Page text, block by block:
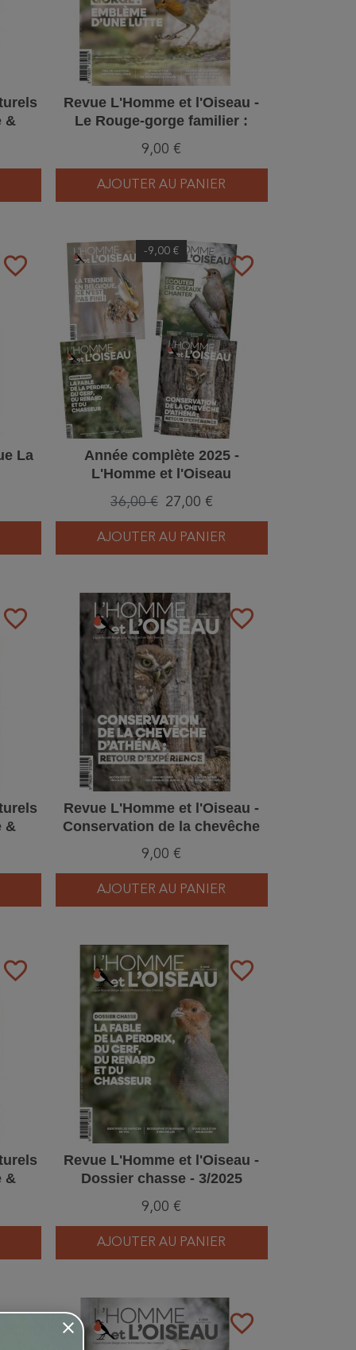
&
Revue L'Homme et l'Oiseau -
Le Rouge-gorge familier :
emblème d’une lutte - 2/2026
9,00 €
AJOUTER AU PANIER
favorite_border
La
favorite_border
-9,00 €
Année complète 2025 -
L'Homme et l'Oiseau
36,00 € 27,00 €
AJOUTER AU PANIER
favorite_border
&
favorite_border
Revue L'Homme et l'Oiseau -
Conservation de la chevêche
d'Athéna - 4/2025
9,00 €
AJOUTER AU PANIER
favorite_border
&
favorite_border
Revue L'Homme et l'Oiseau -
Dossier chasse - 3/2025
9,00 €
AJOUTER AU PANIER
favorite_border